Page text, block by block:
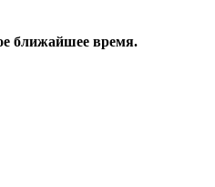
ближайшее время.